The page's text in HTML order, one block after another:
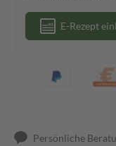
E-Rezept
Persönliche